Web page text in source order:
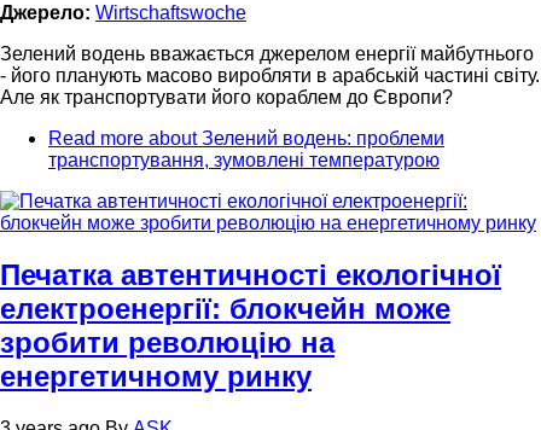
Джерело: Wirtschaftswoche
Зелений водень вважається джерелом енергії майбутнього
- його планують масово виробляти в арабській частині світу.
Але як транспортувати його кораблем до Європи?
Read more about Зелений водень: проблеми
транспортування, зумовлені температурою
Печатка автентичності екологічної
електроенергії: блокчейн може
зробити революцію на
енергетичному ринку